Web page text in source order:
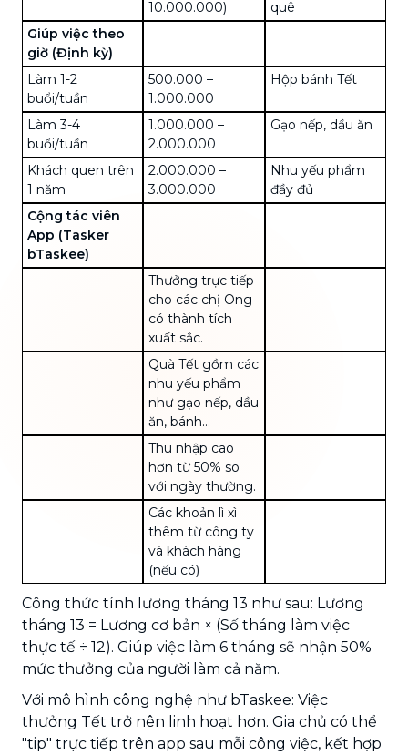
10.000.000)
quê
Giúp việc theo
giờ (Định kỳ)
Làm 1-2
buổi/tuần
500.000 –
1.000.000
Hộp bánh Tết
Làm 3-4
buổi/tuần
1.000.000 –
2.000.000
Gạo nếp, dầu ăn
Khách quen trên
1 năm
2.000.000 –
3.000.000
Nhu yếu phẩm
đầy đủ
Cộng tác viên
App (Tasker
bTaskee)
Thưởng trực tiếp
cho các chị Ong
có thành tích
xuất sắc.
Quà Tết gồm các
nhu yếu phẩm
như gạo nếp, dầu
ăn, bánh…
Thu nhập cao
hơn từ 50% so
với ngày thường.
Các khoản lì xì
thêm từ công ty
và khách hàng
(nếu có)
Công thức tính lương tháng 13 như sau: Lương
tháng 13 = Lương cơ bản × (Số tháng làm việc
thực tế ÷ 12). Giúp việc làm 6 tháng sẽ nhận 50%
mức thưởng của người làm cả năm.
Với mô hình công nghệ như bTaskee: Việc
thưởng Tết trở nên linh hoạt hơn. Gia chủ có thể
"tip" trực tiếp trên app sau mỗi công việc, kết hợp